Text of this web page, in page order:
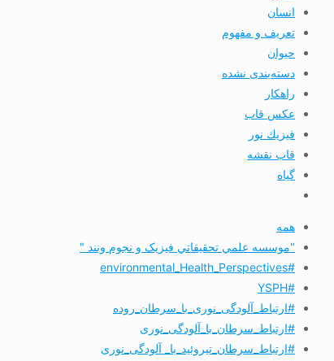
انسان
تعريف و مفهوم
حیوان
دسته‌بندی نشده
راهکار
عکس قاب
فيزيك نور
قاب نقشه
گیاه
همه
"موسسه علمي تحقيقاتي فیزیک و نجوم ونند "
#environmental_Health_Perspectives
#YSPH
#ارتباط_آلودگی_نوری_با_سرطان_روده
#ارتباط_سرطان_با_آلودگی_نوری
#ارتباط_سرطان_تیروئید_با_ آلودگی_نوری